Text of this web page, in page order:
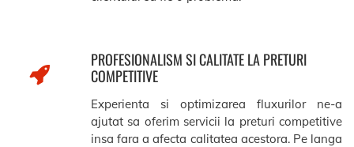
PROFESIONALISM SI CALITATE LA PRETURI
COMPETITIVE
Experienta si optimizarea fluxurilor ne-a
ajutat sa oferim servicii la preturi competitive
insa fara a afecta calitatea acestora. Pe langa